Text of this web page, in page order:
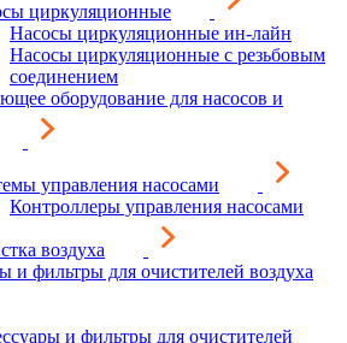
циркуляционные
Насосы циркуляционные ин-лайн
Насосы циркуляционные с резьбовым
соединением
оборудование для насосов и
управления насосами
Контроллеры управления насосами
воздуха
и фильтры для очистителей воздуха
и фильтры для очистителей